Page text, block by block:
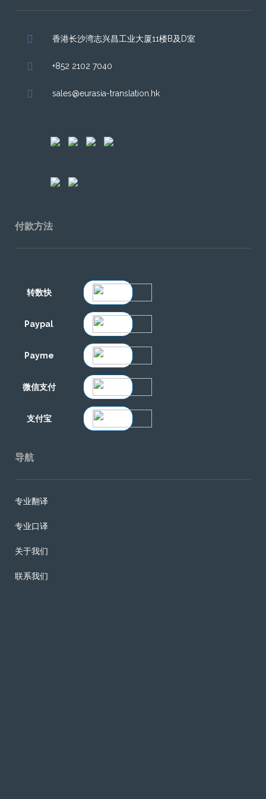
香港长沙湾志兴昌工业大厦11楼B及D室
+852 2102 7040
sales@eurasia-translation.hk
付款方法
转数快
Paypal
Payme
微信支付
支付宝
导航
专业翻译
专业口译
关于我们
联系我们